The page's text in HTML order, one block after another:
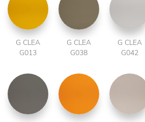
G CLEA
G013
G CLEA
G038
G CLEA
G042